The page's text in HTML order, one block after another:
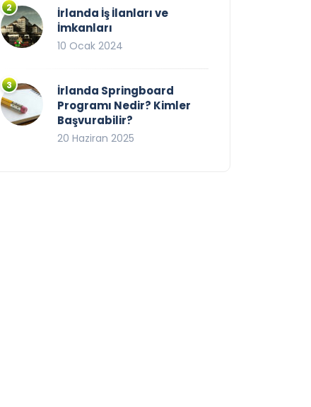
İrlanda İş İlanları ve
İmkanları
10 Ocak 2024
İrlanda Springboard
Programı Nedir? Kimler
Başvurabilir?
20 Haziran 2025